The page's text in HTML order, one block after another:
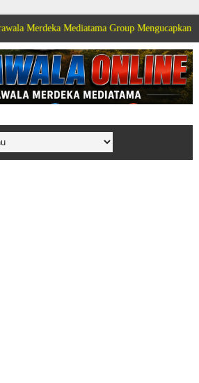
Mediatama Group Mengucapkan Selamat